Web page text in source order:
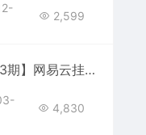
2,599
【第2863期】网易云挂机项目云梯挂机计划，永久版脚本+详细操作视频
4,830